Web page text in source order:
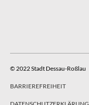
© 2022 Stadt Dessau-Roßlau
BARRIEREFREIHEIT